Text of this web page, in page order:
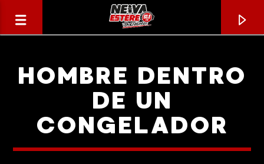
HOMBRE DENTRO
DE UN
CONGELADOR